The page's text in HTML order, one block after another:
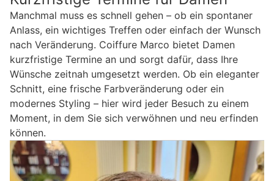
Manchmal muss es schnell gehen – ob ein spontaner
Anlass, ein wichtiges Treffen oder einfach der Wunsch
nach Veränderung. Coiffure Marco bietet Damen
kurzfristige Termine an und sorgt dafür, dass Ihre
Wünsche zeitnah umgesetzt werden. Ob ein eleganter
Schnitt, eine frische Farbveränderung oder ein
modernes Styling – hier wird jeder Besuch zu einem
Moment, in dem Sie sich verwöhnen und neu erfinden
können.